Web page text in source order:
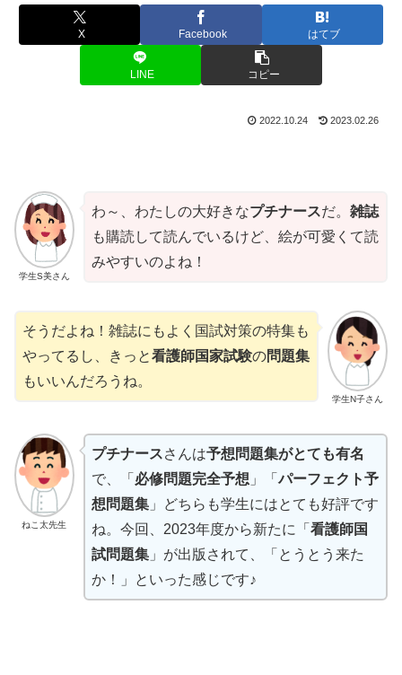
X Facebook はてブ
LINE コピー
2022.10.24 2023.02.26
学生S美さん
わ～、わたしの大好きなプチナースだ。 雑誌
も購読して読んでいるけど、絵が可愛くて読
みやすいのよね！
学生N子さん
そうだよね！雑誌にもよく国試対策の特集も
やってるし、きっと看護師国家試験の問題集
もいいんだろうね。
ねこ太先生
プチナースさんは予想問題集がとても有名
で、「 必修問題完全予想 」「パーフェクト予
想問題集」どちらも学生にはとても好評です
ね。今回、2023年度から新たに「 看護師国
試問題集」が出版されて、「とうとう来た
か！」といった感じです♪